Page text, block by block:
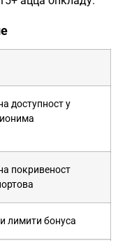
доступност у
покривеност
лимити бонуса